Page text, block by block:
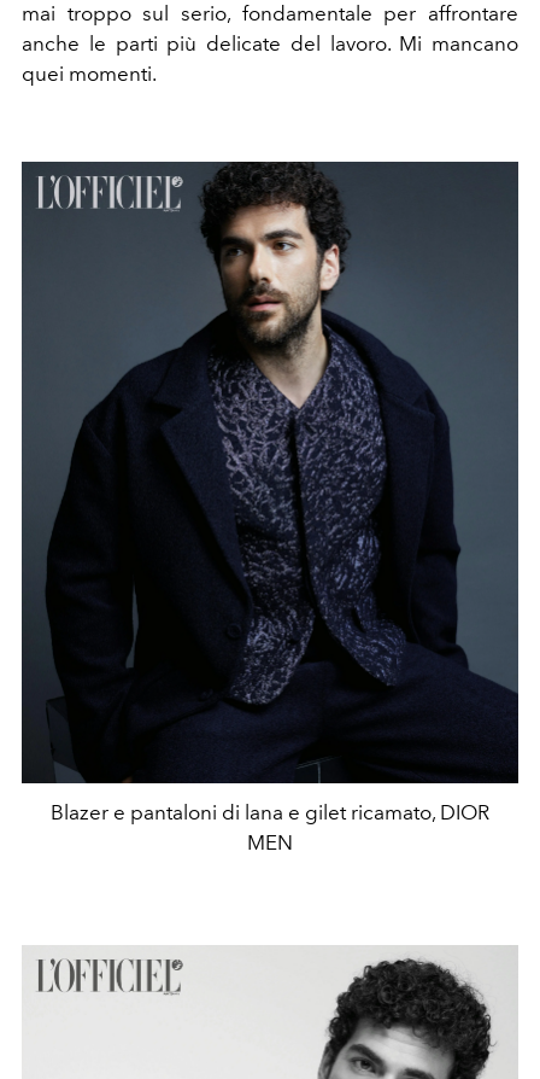
mai troppo sul serio, fondamentale per affrontare
anche le parti più delicate del lavoro. Mi mancano
quei momenti.
Blazer e pantaloni di lana e gilet ricamato, DIOR
MEN